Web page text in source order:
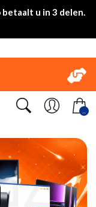
u in 3 delen.
..